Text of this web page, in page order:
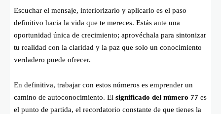
Escuchar el mensaje, interiorizarlo y aplicarlo es el paso
definitivo hacia la vida que te mereces. Estás ante una
oportunidad única de crecimiento; aprovéchala para sintonizar
tu realidad con la claridad y la paz que solo un conocimiento
verdadero puede ofrecer.
En definitiva, trabajar con estos números es emprender un
camino de autoconocimiento. El significado del número 77 es
el punto de partida, el recordatorio constante de que tienes la